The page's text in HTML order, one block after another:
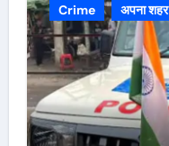
Crime अपना शहर